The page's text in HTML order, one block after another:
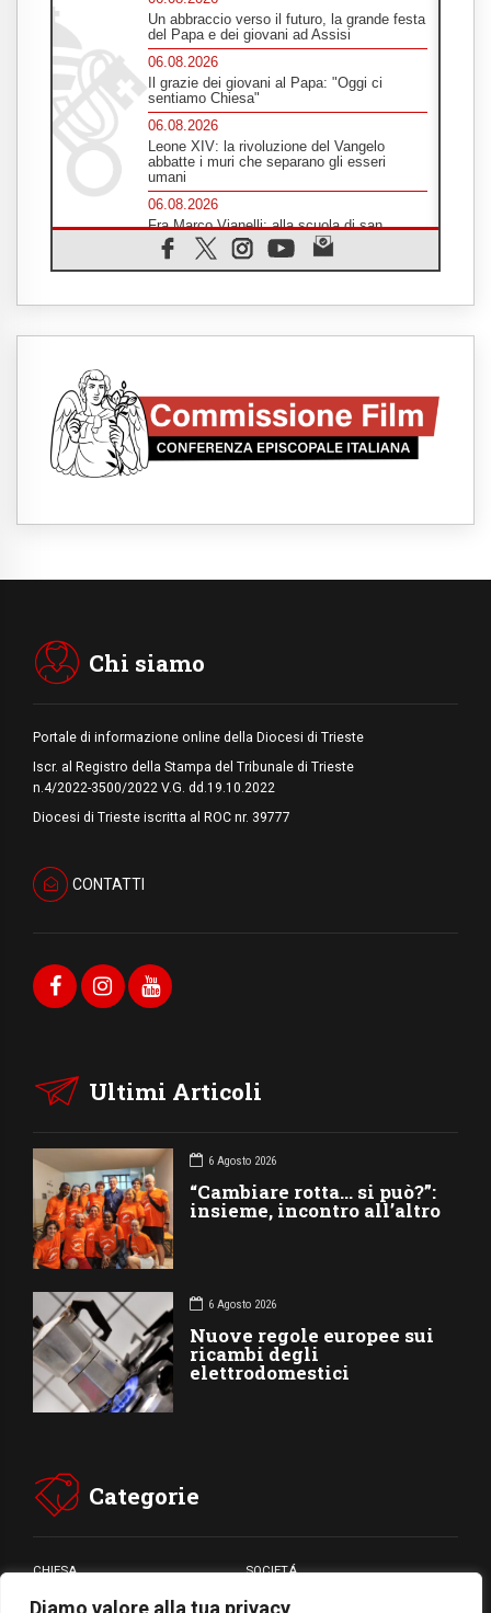
Diamo valore alla tua privacy
Un abbraccio verso il futuro, la grande festa
del Papa e dei giovani ad Assisi
06.08.2026
Il grazie dei giovani al Papa: "Oggi ci
sentiamo Chiesa"
06.08.2026
Leone XIV: la rivoluzione del Vangelo
abbatte i muri che separano gli esseri
umani
06.08.2026
Fra Marco Vianelli: alla scuola di san
Francesco per imparare il Vangelo della
pace
Hiroshima, ad 81 anni dalla bomba resta
06.08.2026
Hiroshima e Nagasaki, 81 anni dopo. Al via
i "dieci giorni di preghiera per la pace"
Chi siamo
Portale di informazione online della Diocesi di Trieste
Iscr. al Registro della Stampa del Tribunale di Trieste
n.4/2022-3500/2022 V.G. dd.19.10.2022
Diocesi di Trieste iscritta al ROC nr. 39777
CONTATTI
Ultimi Articoli
6 Agosto 2026
“Cambiare rotta… si può?”:
insieme, incontro all’altro
6 Agosto 2026
Nuove regole europee sui
ricambi degli
elettrodomestici
Categorie
CHIESA SOCIETÁ
CARITÁ GIUBILEO